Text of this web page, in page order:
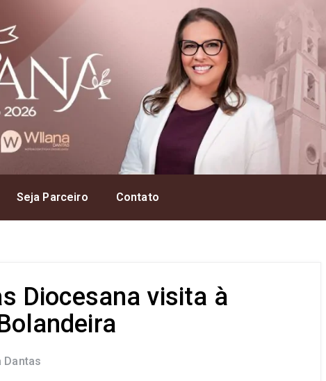
Seja Parceiro Contato
Diocesana visita à
Dantas